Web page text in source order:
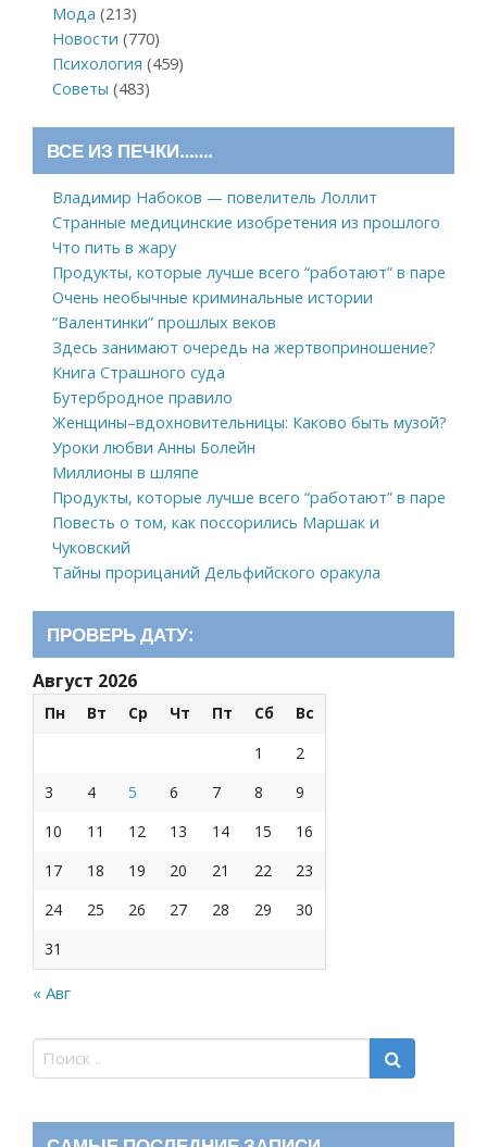
Мода (213)
Новости (770)
Психология (459)
Советы (483)
ВСЕ ИЗ ПЕЧКИ…….
Владимир Набоков — повелитель Лоллит
Странные медицинские изобретения из прошлого
Что пить в жару
Продукты, которые лучше всего “работают” в паре
Очень необычные криминальные истории
“Валентинки” прошлых веков
Здесь занимают очередь на жертвоприношение?
Книга Страшного суда
Бутербродное правило
Женщины–вдохновительницы: Каково быть музой?
Уроки любви Анны Болейн
Миллионы в шляпе
Продукты, которые лучше всего “работают” в паре
Повесть о том, как поссорились Маршак и
Чуковский
Тайны прорицаний Дельфийского оракула
ПРОВЕРЬ ДАТУ:
Август 2026
Пн Вт Ср Чт Пт Сб
Вс
1
2
3
4 5 6 7 8
9
10
11 12 13 14 15
16
17
18 19 20 21 22
23
24
25 26 27 28 29
30
31
« Авг